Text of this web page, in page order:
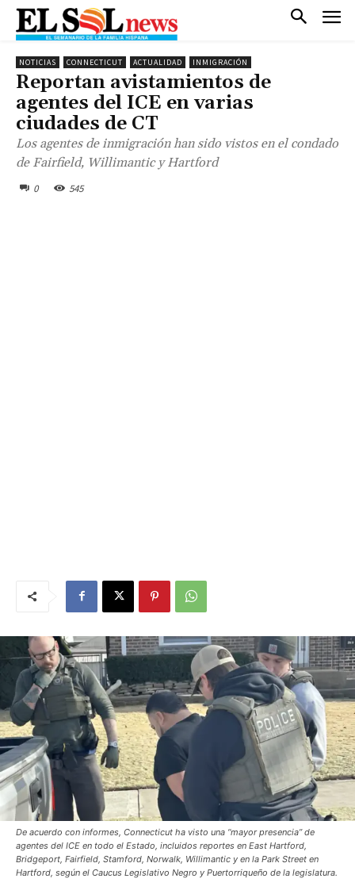
NOTICIAS CONNECTICUT ACTUALIDAD INMIGRACIÓN
Reportan avistamientos de
agentes del ICE en varias
ciudades de CT
Los agentes de inmigración han sido vistos en el condado
de Fairfield, Willimantic y Hartford
0 545
De acuerdo con informes, Connecticut ha visto una “mayor presencia” de
agentes del ICE en todo el Estado, incluidos reportes en East Hartford,
Bridgeport, Fairfield, Stamford, Norwalk, Willimantic y en la Park Street en
Hartford, según el Caucus Legislativo Negro y Puertorriqueño de la legislatura.